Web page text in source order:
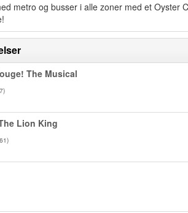
metro og busser i alle zoner med et Oyster
The Musical
Lion King